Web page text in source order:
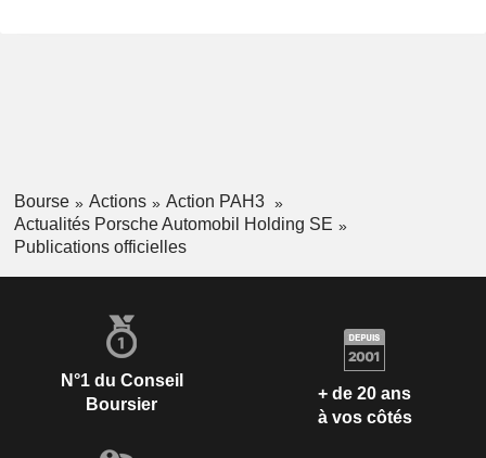
Bourse Actions
Action PAH3
Actualités Porsche Automobil Holding SE
Publications officielles
N°1 du Conseil
Boursier
+ de 20 ans
à vos côtés